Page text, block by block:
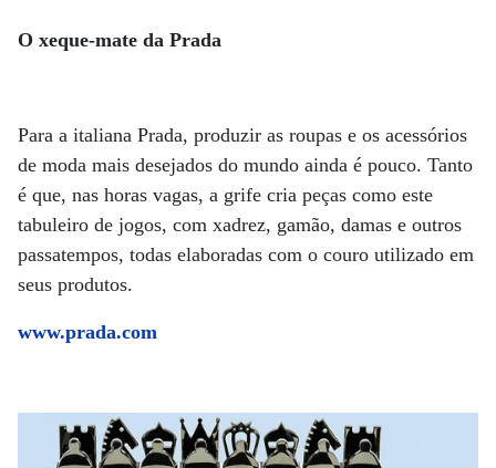
O xeque-mate da Prada
Para a italiana Prada, produzir as roupas e os acessórios
de moda mais desejados do mundo ainda é pouco. Tanto
é que, nas horas vagas, a grife cria peças como este
tabuleiro de jogos, com xadrez, gamão, damas e outros
passatempos, todas elaboradas com o couro utilizado em
seus produtos.
www.prada.com